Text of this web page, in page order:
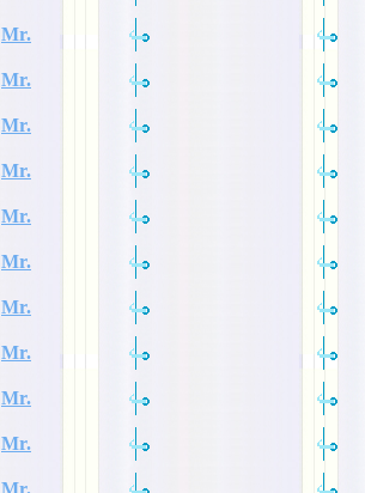
Mr.
Mr.
Mr.
Mr.
Mr.
Mr.
Mr.
Mr.
Mr.
Mr.
Mr.